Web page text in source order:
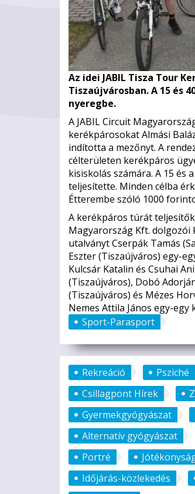
Az idei JABIL Tisza Tour
Tiszaújvárosban. A 15 és
nyeregbe.
A JABIL Circuit
kerékpárosokat Almási
indította a mezőnyt. A
célterületen kerékpáros
kisiskolás számára. A 15
teljesítette. Minden célba
Étterembe szóló 1000
A kerékpáros túrát
Magyarország Kft.
utalványt Cserpák Tamás
Eszter (Tiszaújváros) egy-
Kulcsár Katalin és Csuhai
(Tiszaújváros), Dobó
(Tiszaújváros) és Mézes
Nemes Attila János egy-
Sport-Parasport
Rekreáció Psziché
Csillagpont Hírek
Gyermekgyógyászat
Alternatív gyógyászat
Portré
Időjárás-közlekedés